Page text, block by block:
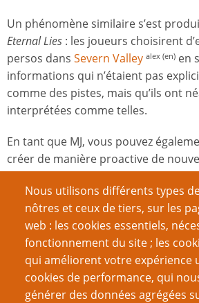
Un phénomène similaire s’est
Eternal Lies : les joueurs choisirent
persos dans Severn Valley alex (en) en
informations qui n’étaient pas
comme des pistes, mais qu’ils ont
interprétées comme telles.
En tant que MJ, vous pouvez
créer de manière proactive de
découlent logiquement de
de la partie. Laboule des
campagneWaterdeep – Le Vol des
exemple.
Lorsque vous ajoutez ces nœuds à
n’oubliez pas de les relier aux
comme vous le feriez avec
Nous utilisons différents types
nôtres et ceux de tiers, sur les
web : les cookies essentiels,
fonctionnement du site ; les
qui améliorent votre expérience
cookies de performance, qui
générer des données agrégées